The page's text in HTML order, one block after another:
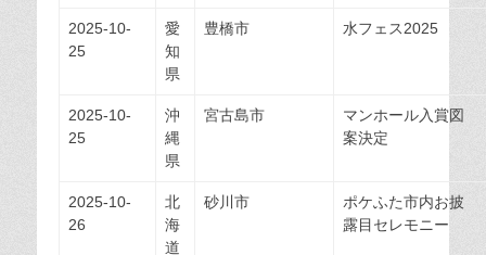
2025-10-
25
愛
知
県
豊橋市 水フェス2025
2025-10-
25
沖
縄
県
宮古島市
マンホール入賞図
案決定
2025-10-
26
北
海
道
砂川市
ポケふた市内お披
露目セレモニー